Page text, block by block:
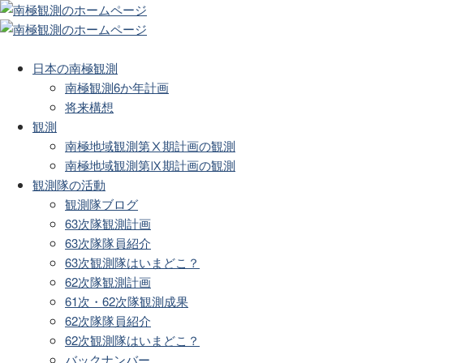
日本の南極観測
南極観測6か年計画
将来構想
観測
南極地域観測第Ⅹ期計画の観測
南極地域観測第Ⅸ期計画の観測
観測隊の活動
観測隊ブログ
63次隊観測計画
63次隊隊員紹介
63次観測隊はいまどこ？
62次隊観測計画
61次・62次隊観測成果
62次隊隊員紹介
62次観測隊はいまどこ？
バックナンバー